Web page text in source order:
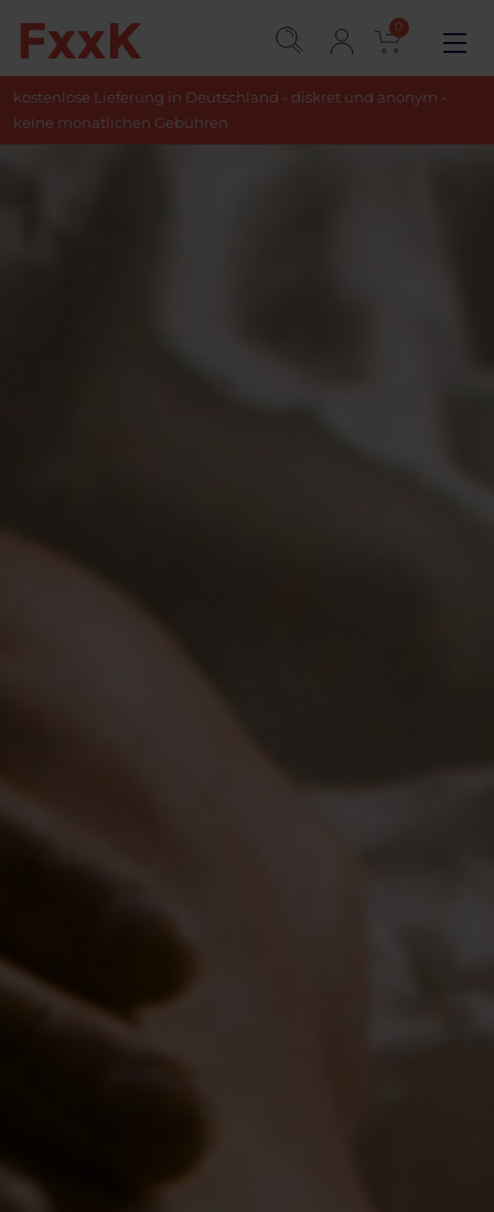
0
kostenlose Lieferung in Deutschland - diskret und anonym -
keine monatlichen Gebühren